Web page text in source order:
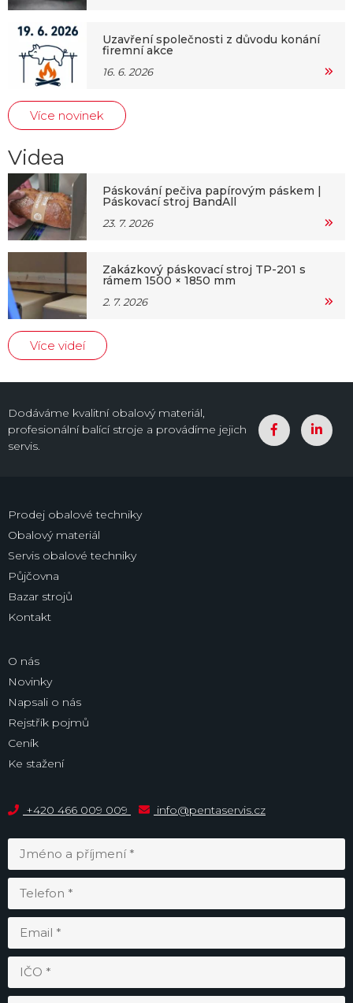
Uzavření společnosti z důvodu konání
firemní akce
16. 6. 2026
Více novinek
Videa
Páskování pečiva papírovým páskem |
Páskovací stroj BandAll
23. 7. 2026
Zakázkový páskovací stroj TP-201 s
rámem 1500 × 1850 mm
2. 7. 2026
Více videí
Dodáváme kvalitní obalový materiál,
profesionální balící stroje a provádíme jejich
servis.
Prodej obalové techniky
Obalový materiál
Servis obalové techniky
Půjčovna
Bazar strojů
Kontakt
O nás
Novinky
Napsali o nás
Rejstřík pojmů
Ceník
Ke stažení
+420 466 009 009 info@pentaservis.cz